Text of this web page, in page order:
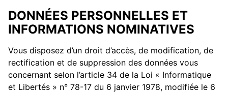
DONNÉES PERSONNELLES ET
INFORMATIONS NOMINATIVES
Vous disposez d’un droit d’accès, de modification, de
rectification et de suppression des données vous
concernant selon l’article 34 de la Loi « Informatique
et Libertés » n° 78-17 du 6 janvier 1978, modifiée le 6